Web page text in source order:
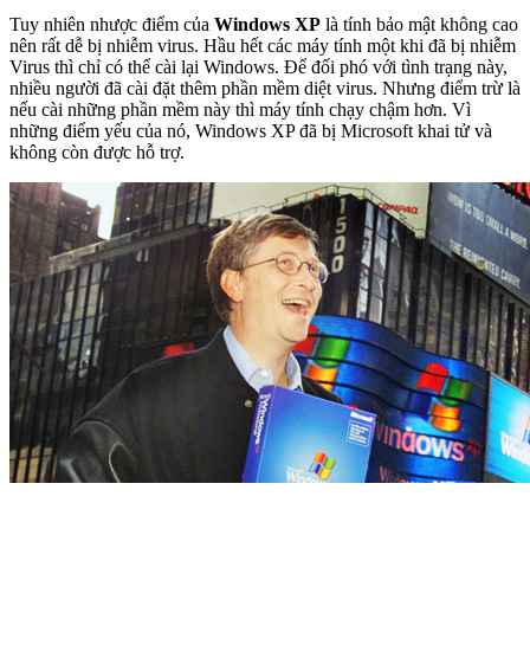
Tuy nhiên nhược điểm của Windows XP là tính bảo mật không cao
nên rất dễ bị nhiễm virus. Hầu hết các máy tính một khi đã bị nhiễm
Virus thì chỉ có thể cài lại Windows. Để đối phó với tình trạng này,
nhiều người đã cài đặt thêm phần mềm diệt virus. Nhưng điểm trừ là
nếu cài những phần mềm này thì máy tính chạy chậm hơn. Vì
những điểm yếu của nó, Windows XP đã bị Microsoft khai tử và
không còn được hỗ trợ.